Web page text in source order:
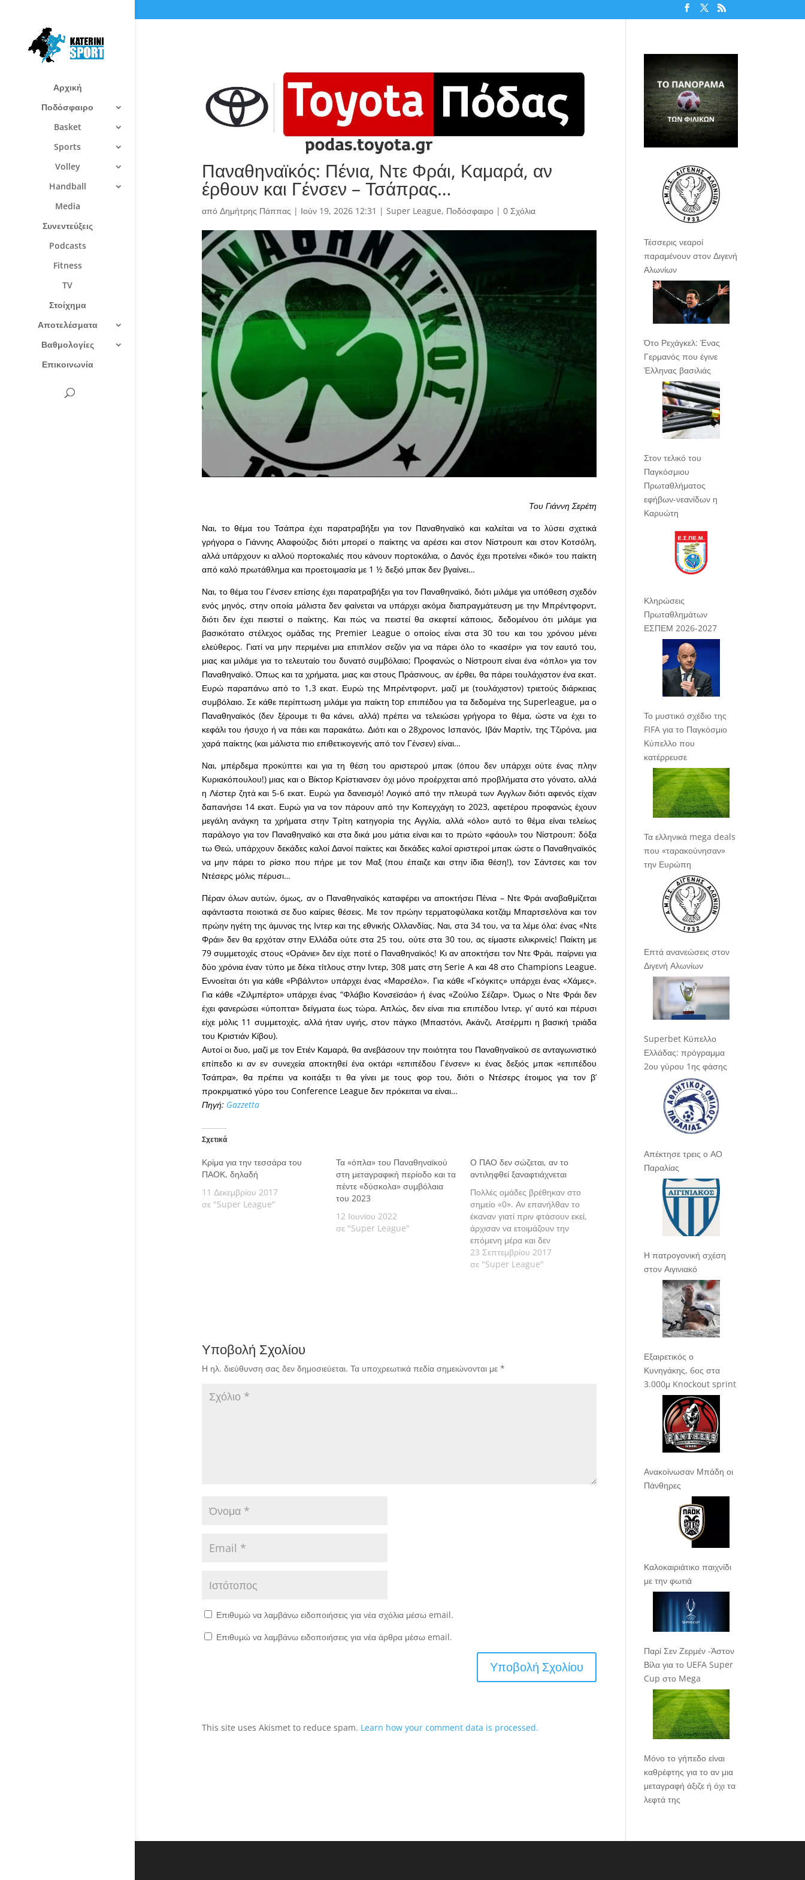
Αρχική
Ποδόσφαιρο
Basket
Sports
Volley
Handball
Media
Συνεντεύξεις
Podcasts
Fitness
TV
Στοίχημα
Αποτελέσματα
Βαθμολογίες
Επικοινωνία
Παναθηναϊκός: Πένια, Ντε Φράι, Καμαρά, αν
έρθουν και Γένσεν – Τσάπρας…
από Δημήτρης Πάππας | Ιούν 19, 2026 12:31 | Super League, Ποδόσφαιρο| 0 Σχόλια
Του Γιάννη Σερέτη
Ναι, το θέμα του Τσάπρα έχει παρατραβήξει για τον Παναθηναϊκό και καλείται να το λύσει σχετικά
γρήγορα ο Γιάννης Αλαφούζος διότι μπορεί ο παίκτης να αρέσει και στον Νίστρουπ και στον Κοτσόλη,
αλλά υπάρχουν κι αλλού πορτοκαλιές που κάνουν πορτοκάλια, ο Δανός έχει προτείνει «δικό» του παίκτη
από καλό πρωτάθλημα και προετοιμασία με 1 ½ δεξιό μπακ δεν βγαίνει…
Ναι, το θέμα του Γένσεν επίσης έχει παρατραβήξει για τον Παναθηναϊκό, διότι μιλάμε για υπόθεση σχεδόν
ενός μηνός, στην οποία μάλιστα δεν φαίνεται να υπάρχει ακόμα διαπραγμάτευση με την Μπρέντφορντ,
διότι δεν έχει πειστεί ο παίκτης. Και πώς να πειστεί θα σκεφτεί κάποιος, δεδομένου ότι μιλάμε για
βασικότατο στέλεχος ομάδας της Premier League o οποίος είναι στα 30 του και του χρόνου μένει
ελεύθερος. Γιατί να μην περιμένει μια επιπλέον σεζόν για να πάρει όλο το «κασέρι» για τον εαυτό του,
μιας και μιλάμε για το τελευταίο του δυνατό συμβόλαιο; Προφανώς ο Νίστρουπ είναι ένα «όπλο» για τον
Παναθηναϊκό. Όπως και τα χρήματα, μιας και στους Πράσινους, αν έρθει, θα πάρει τουλάχιστον ένα εκατ.
Ευρώ παραπάνω από το 1,3 εκατ. Ευρώ της Μπρέντφορντ, μαζί με (τουλάχιστον) τριετούς διάρκειας
συμβόλαιο. Σε κάθε περίπτωση μιλάμε για παίκτη top επιπέδου για τα δεδομένα της Superleague, μα ο
Παναθηναϊκός (δεν ξέρουμε τι θα κάνει, αλλά) πρέπει να τελειώσει γρήγορα το θέμα, ώστε να έχει το
κεφάλι του ήσυχο ή να πάει και παρακάτω. Διότι και ο 28χρονος Ισπανός, Ιβάν Μαρτίν, της Τζιρόνα, μια
χαρά παίκτης (και μάλιστα πιο επιθετικογενής από τον Γένσεν) είναι…
Ναι, μπέρδεμα προκύπτει και για τη θέση του αριστερού μπακ (όπου δεν υπάρχει ούτε ένας πλην
Κυριακόπουλου!) μιας και ο Βίκτορ Κρίστιανσεν όχι μόνο προέρχεται από προβλήματα στο γόνατο, αλλά
η Λέστερ ζητά και 5-6 εκατ. Ευρώ για δανεισμό! Λογικό από την πλευρά των Αγγλων διότι αφενός είχαν
δαπανήσει 14 εκατ. Ευρώ για να τον πάρουν από την Κοπεγχάγη το 2023, αφετέρου προφανώς έχουν
μεγάλη ανάγκη τα χρήματα στην Τρίτη κατηγορία της Αγγλία, αλλά «όλο» αυτό το θέμα είναι τελείως
παράλογο για τον Παναθηναϊκό και στα δικά μου μάτια είναι και το πρώτο «φάουλ» του Νίστρουπ: δόξα
τω Θεώ, υπάρχουν δεκάδες καλοί Δανοί παίκτες και δεκάδες καλοί αριστεροί μπακ ώστε ο Παναθηναϊκός
να μην πάρει το ρίσκο που πήρε με τον Μαξ (που έπαιζε και στην ίδια θέση!), τον Σάντσες και τον
Ντέσερς μόλις πέρυσι…
Πέραν όλων αυτών, όμως, αν ο Παναθηναϊκός καταφέρει να αποκτήσει Πένια – Ντε Φράι αναβαθμίζεται
αφάνταστα ποιοτικά σε δυο καίριες θέσεις. Με τον πρώην τερματοφύλακα κοτζάμ Μπαρτσελόνα και τον
πρώην ηγέτη της άμυνας της Ιντερ και της εθνικής Ολλανδίας. Ναι, στα 34 του, να τα λέμε όλα: ένας «Ντε
Φράι» δεν θα ερχόταν στην Ελλάδα ούτε στα 25 του, ούτε στα 30 του, ας είμαστε ειλικρινείς! Παίκτη με
79 συμμετοχές στους «Οράνιε» δεν είχε ποτέ ο Παναθηναϊκός! Κι αν αποκτήσει τον Ντε Φράι, παίρνει για
δύο χρόνια έναν τύπο με δέκα τίτλους στην Ιντερ, 308 ματς στη Serie A και 48 στο Champions League.
Εννοείται ότι για κάθε «Ριβάλντο» υπάρχει ένας «Μαρσέλο». Για κάθε «Γκόγκιτς» υπάρχει ένας «Χάμες».
Για κάθε «Ζιλμπέρτο» υπάρχει ένας “Φλάβιο Κονσεϊσάο» ή ένας «Ζούλιο Σέζαρ». Όμως ο Ντε Φράι δεν
έχει φανερώσει «ύποπτα» δείγματα έως τώρα. Απλώς, δεν είναι πια επιπέδου Ιντερ, γι’ αυτό και πέρυσι
είχε μόλις 11 συμμετοχές, αλλά ήταν υγιής, στον πάγκο (Μπαστόνι, Ακάνζι, Ατσέρμπι η βασική τριάδα
του Κριστιάν Κίβου).
Αυτοί οι δυο, μαζί με τον Ετιέν Καμαρά, θα ανεβάσουν την ποιότητα του Παναθηναϊκού σε ανταγωνιστικό
επίπεδο κι αν εν συνεχεία αποκτηθεί ένα οκτάρι «επιπέδου Γένσεν» κι ένας δεξιός μπακ «επιπέδου
Τσάπρα», θα πρέπει να κοιτάξει τι θα γίνει με τους φορ του, διότι ο Ντέσερς έτοιμος για τον β’
προκριματικό γύρο του Conference League δεν πρόκειται να είναι…
Πηγή: Gazzetta
Σχετικά
Κρίμα για την τεσσάρα του
ΠΑΟΚ, δηλαδή
11 Δεκεμβρίου 2017
σε "Super League"
Τα «όπλα» του Παναθηναϊκού
στη μεταγραφική περίοδο και τα
πέντε «δύσκολα» συμβόλαια
του 2023
12 Ιουνίου 2022
σε "Super League"
Ο ΠΑΟ δεν σώζεται, αν το
αντιληφθεί ξαναφτιάχνεται
Πολλές ομάδες βρέθηκαν στο
σημείο «0». Αν επανήλθαν το
έκαναν γιατί πριν φτάσουν εκεί,
άρχισαν να ετοιμάζουν την
επόμενη μέρα και δεν
ματαιοπονούσαν για να σώσουν
ό,τι δεν σώζεται. Γράφει ο
23 Σεπτεμβρίου 2017
σε "Super League"
Υποβολή Σχολίου
Η ηλ. διεύθυνση σας δεν δημοσιεύεται. Τα υποχρεωτικά πεδία σημειώνονται με *
Επιθυμώ να λαμβάνω ειδοποιήσεις για νέα σχόλια μέσω email.
Επιθυμώ να λαμβάνω ειδοποιήσεις για νέα άρθρα μέσω email.
This site uses Akismet to reduce spam. Learn how your comment data is processed.
Τέσσερις νεαροί
παραμένουν στον Διγενή
Αλωνίων
Ότο Ρεχάγκελ: Ένας
Γερμανός που έγινε
Έλληνας βασιλιάς
Στον τελικό του
Παγκόσμιου
Πρωταθλήματος
εφήβων-νεανίδων η
Καρυώτη
Κληρώσεις
Πρωταθλημάτων
ΕΣΠΕΜ 2026-2027
Το μυστικό σχέδιο της
FIFA για το Παγκόσμιο
Κύπελλο που
κατέρρευσε
Τα ελληνικά mega deals
που «ταρακούνησαν»
την Ευρώπη
Επτά ανανεώσεις στον
Διγενή Αλωνίων
Superbet Κύπελλο
Ελλάδας: πρόγραμμα
2ου γύρου 1ης φάσης
Απέκτησε τρεις ο ΑΟ
Παραλίας
Η πατρογονική σχέση
στον Αιγινιακό
Εξαιρετικός ο
Κυνηγάκης, 6ος στα
3.000μ Knockout sprint
Ανακοίνωσαν Μπάδη οι
Πάνθηρες
Καλοκαιριάτικο παιχνίδι
με την φωτιά
Παρί Σεν Ζερμέν -Άστον
Βίλα για το UEFA Super
Cup στο Mega
Μόνο το γήπεδο είναι
καθρέφτης για το αν μια
μεταγραφή άξιζε ή όχι τα
λεφτά της